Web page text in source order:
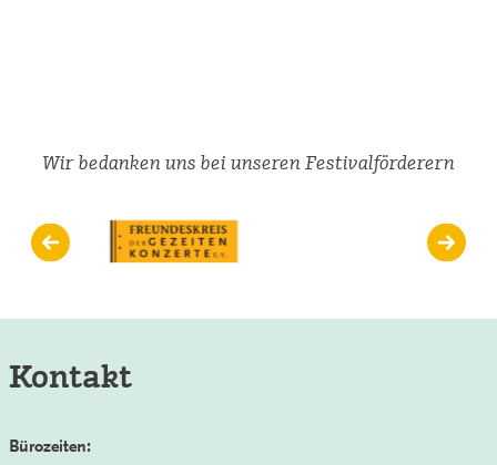
Wir bedanken uns bei unseren Festivalförderern
Kontakt
Bürozeiten: